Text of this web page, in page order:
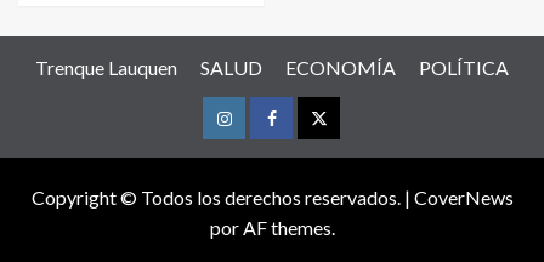
Trenque Lauquen SALUD ECONOMÍA POLÍTICA
InstagramFacebookTwitter
Copyright © Todos los derechos reservados. | CoverNews
por AF themes.